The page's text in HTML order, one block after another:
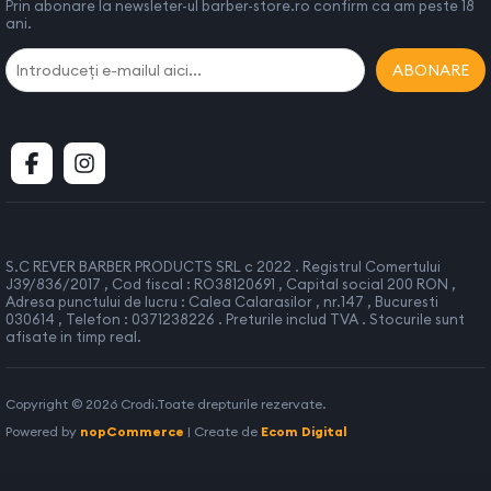
Mod de utilizare:
Pentru a incepe, incalziti ceara in recipientul special destinat,
folosind un dispozitiv de incalzit ceara, pana cand atinge
instructiunile producatorului in ceea ce priveste incalzirea si
temperatura optima.
incorporat, aplicati ceara pe zona dorita. Rola aplicatorului va
ajuta sa distribuiti uniform ceara si sa controlati cantitatea
aplicata.
se raceste si se intareste suficient, dar sa nu devina complet
solida.
Prin abonare la newsleter-ul barber-store.ro confirm ca am peste 18
ani.
ABONARE
S.C REVER BARBER PRODUCTS SRL c 2022 . Registrul Comertului
J39/836/2017 , Cod fiscal : RO38120691 , Capital social 200 RON ,
Adresa punctului de lucru : Calea Calarasilor , nr.147 , Bucuresti
030614 , Telefon : 0371238226 . Preturile includ TVA . Stocurile sunt
afisate in timp real.
Copyright © 2026 Crodi.Toate drepturile rezervate.
Powered by nopCommerce | Create de Ecom Digital